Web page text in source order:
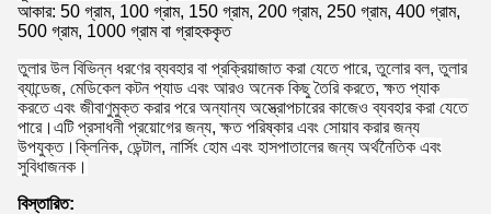
আকার: 50 গ্রাম, 100 গ্রাম, 150 গ্রাম, 200 গ্রাম, 250 গ্রাম, 400 গ্রাম,
500 গ্রাম, 1000 গ্রাম বা গ্রাহককৃত
তুলার উল বিভিন্ন ধরণের ব্যবহার বা প্রক্রিয়াজাত করা যেতে পারে, তুলোর বল, তুলার
ব্যান্ডেজ, মেডিকেল কটন প্যাড এবং আরও অনেক কিছু তৈরি করতে, ক্ষত প্যাক
করতে এবং জীবাণুমুক্ত করার পরে অন্যান্য অস্ত্রোপচারের কাজেও ব্যবহার করা যেতে
পারে।এটি প্রসাধনী প্রয়োগের জন্য, ক্ষত পরিষ্কার এবং সোয়াব করার জন্য
উপযুক্ত।ক্লিনিক, ডেন্টাল, নার্সিং হোম এবং হাসপাতালের জন্য অর্থনৈতিক এবং
সুবিধাজনক।
বিস্তারিত: